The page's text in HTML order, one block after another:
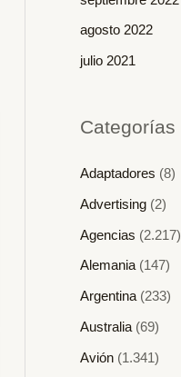
agosto 2022
julio 2021
Categorías
Adaptadores (8)
Advertising(2)
Agencias (2.217)
Alemania(147)
Argentina(233)
Australia(69)
Avión(1.341)